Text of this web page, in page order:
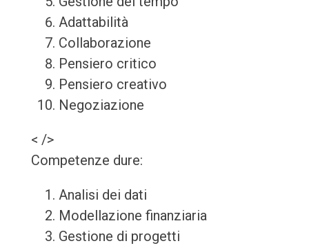
Adattabilità
Collaborazione
Pensiero critico
Pensiero creativo
Negoziazione
< />
Competenze dure:
Analisi dei dati
Modellazione finanziaria
Gestione di progetti